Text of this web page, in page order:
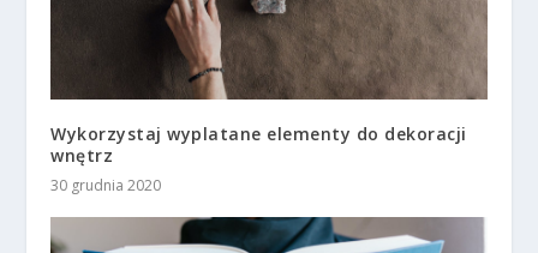
Wykorzystaj wyplatane elementy do dekoracji
wnętrz
30 grudnia 2020